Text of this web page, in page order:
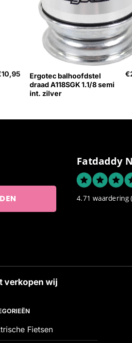
10,95
Ergotec balhoofdstel
draad A118SGK 1.1/8 semi
int. zilver
€
Fatdaddy
4.71 waardering
verkopen wij
Fietsen